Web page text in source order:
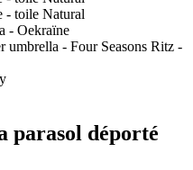
parasol déporté